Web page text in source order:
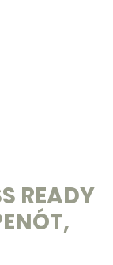
READY